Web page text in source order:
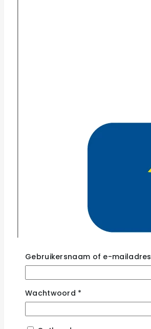
Gebruikersnaam of e-mailadres
Wachtwoord *